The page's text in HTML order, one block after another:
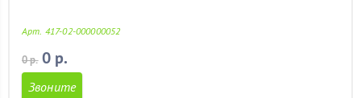
Арт. 417-02-000000052
0 р. 0 р.
Звоните